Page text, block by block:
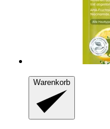
Warenkorb